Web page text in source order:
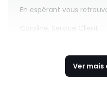
En espérant vous
Caroline, Service Client
Ver mais